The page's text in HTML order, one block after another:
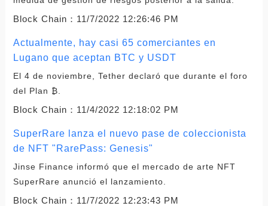
Block Chain： 11/7/2022 12:26:46 PM
Actualmente, hay casi 65 comerciantes en
Lugano que aceptan BTC y USDT
El 4 de noviembre, Tether declaró que durante el foro
del Plan ₿.
Block Chain： 11/4/2022 12:18:02 PM
SuperRare lanza el nuevo pase de coleccionista
de NFT "RarePass: Genesis"
Jinse Finance informó que el mercado de arte NFT
SuperRare anunció el lanzamiento.
Block Chain： 11/7/2022 12:23:43 PM